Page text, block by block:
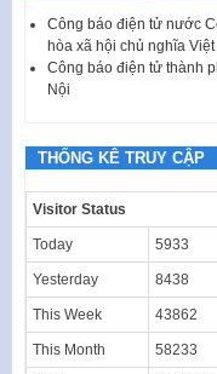
Công báo điện tử nước
hòa xã hội chủ nghĩa
Công báo điện tử thành
Nội
THỐNG KÊ TRUY CẬP
Visitor Status
Today 5933
Yesterday 8438
This Week 43862
This Month 58233